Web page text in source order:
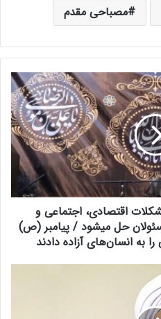
مصباحی مقدم
اقتصادی، اجتماعی و
حل میشود / پیامبر (ص)
انسان‌های آزاده دادند